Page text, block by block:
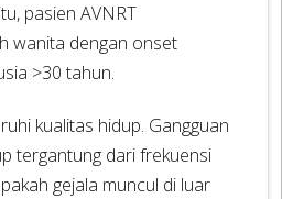
pasien AVNRT
wanita dengan onset
>30 tahun.
kualitas hidup. Gangguan
tergantung dari frekuensi
gejala muncul di luar